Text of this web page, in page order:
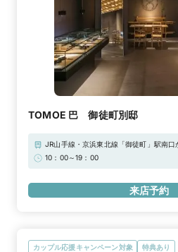
TOMOE 巴 御徒町別邸
JR山手線・京浜東北線「御徒町」駅南口
10：00～19：00
来店予約
カップル応援キャンペーン対象 特典あり